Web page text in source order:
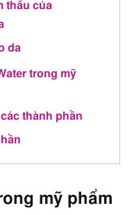
thấu của
da
trong mỹ
thành phần
mỹ phẩm